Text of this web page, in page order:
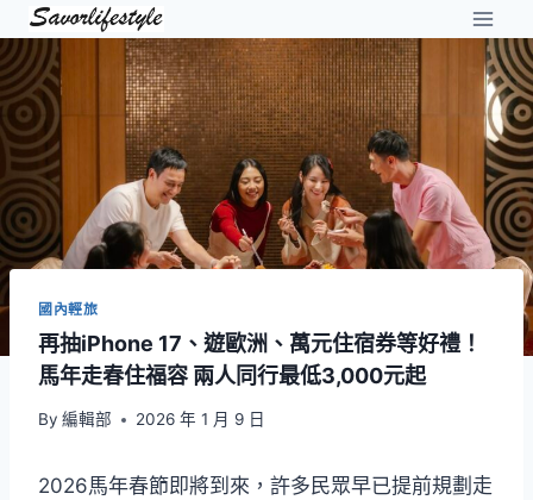
Skip
to
content
國內輕旅
再抽iPhone 17、遊歐洲、萬元住宿券等好禮！
馬年走春住福容 兩人同行最低3,000元起
By 編輯部 2026 年 1 月 9 日
2026馬年春節即將到來，許多民眾早已提前規劃走